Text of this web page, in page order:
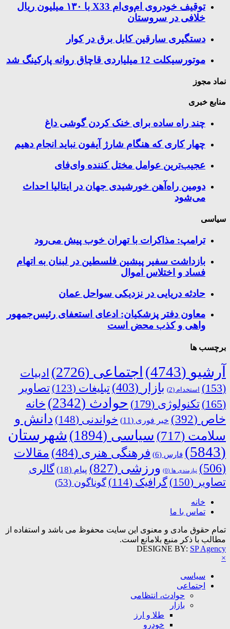
توقیف خودروی ام‌وی‌ام X33 با ۱۳۰ میلیون ریال
خلافی در سروستان
دستگیری سارقین کابل برق در کوار
موتورسيكلت 12 ميلياردی قاچاق روانه پاركينگ شد
نماد مجوز
منابع خبری
چند راه‌ ساده برای خنک کردن گوشی داغ
چهار کاری که هنگام شارژ آیفون نباید انجام دهیم
عجیب‌ترین عوامل مختل کننده وای‌فای
دومین راه‌آهن خورشیدی جهان در ایتالیا احداث
می‌شود
سیاسی
ترامپ: مذاکرات با تهران خوب پیش می‌رود
بازداشت سفیر پیشین فلسطین در لبنان به اتهام
فساد و اختلاس اموال
حادثه دریایی در نزدیکی سواحل عمان
معاون دفتر پزشکیان: ادعای استعفای رئیس‌جمهور
واهی و کذب محض است
برچسب ها
آرشیو (4743) اجتماعی (2726)
ادبیات
(153)
استخدام (2) بازار (403) تبلیغات (123)
تصاویر
(165)
تکنولوژی (179) حوادث (2342)
خانه
خاص (392) خبر فوری (11) خواندنی (148)
دانش و
سلامت (717) سیاسی (1894)
شهرستان
(5843)
فارس (6) فرهنگی هنری (484)
مقالات
(506)
نیازمندی ها (0) ورزشی (827) پیام (18)
گالری
تصاویر (150) گرافیک (114) گوناگون (53)
خانه
تماس با ما
تمام حقوق مادی و معنوی این سایت محفوظ می باشد و استفاده از
مطالب با ذکر منبع بلامانع است.
DESIGNE BY: SP Agency
×
سیاسی
اجتماعی
حوادث، انتظامی
بازار
طلا و ارز
خودرو